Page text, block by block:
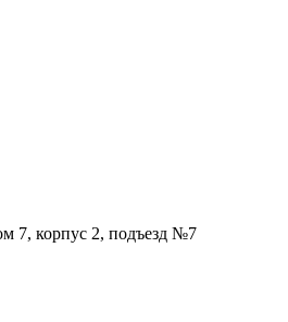
7, корпус 2, подъезд №7